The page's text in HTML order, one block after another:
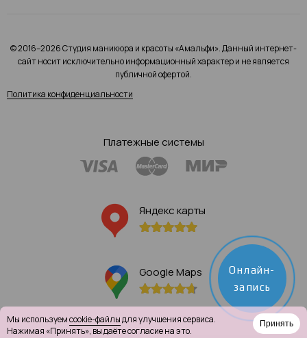
© 2016–2026 Студия маникюра и красоты «Амальфи». Данный интернет-
сайт носит исключительно информационный характер и не является
публичной офертой.
Политика конфиденциальности
Платежные системы
Яндекс карты
Google Maps
Онлайн-
запись
Мы используемcookie-файлыдля улучшения сервиса.
Нажимая «Принять», вы даёте согласие на это.
Принять